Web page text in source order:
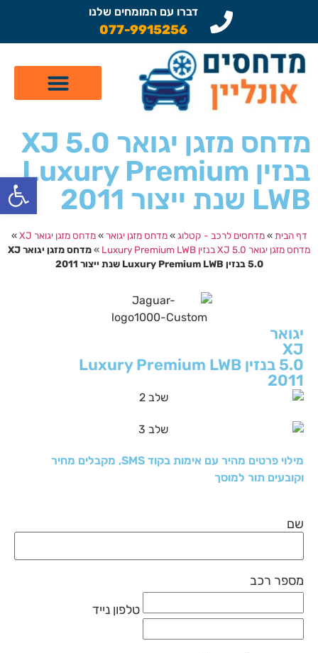
דברו עם המומחים שלנו
077-9915256
מדחס מזגן יגואר XJ 5.0
בנזין Luxury Premium
LWB שנת ייצור 2011
דף הבית »מדחסים לרכב - קטלוג »מדחס מזגן יגואר»מדחס מזגן יגואר XJ
»
מדחס מזגן יגואר XJ 5.0 בנזין Luxury Premium LWB
»
מדחס מזגן יגואר XJ
5.0 בנזין Luxury Premium LWB שנת ייצור 2011
יגואר
XJ
5.0 בנזין Luxury Premium LWB
2011
מילוי פרטים מהיר עם אימות בקוד SMS, מקבלים מחיר
וקובעים תור למוסך
שם
מספר רכב
טלפון נייד